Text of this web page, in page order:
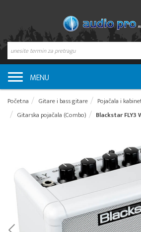
MENU
Početna Gitare i bass gitare
Pojačala i
Gitarska pojačala (Combo)
Blackstar